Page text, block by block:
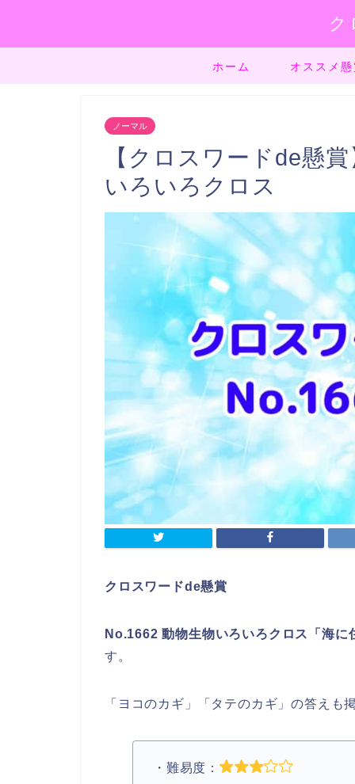
ク
ホーム オススメ
ノーマル
【クロスワードde懸
いろいろクロス
クロスワードde懸賞
No.1662 動物生物いろいろクロス「海に
す。
「ヨコのカギ」「タテのカギ」の答え
・難易度：